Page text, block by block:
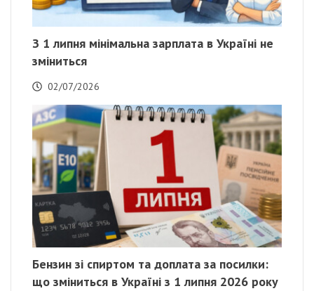
З 1 липня мінімальна зарплата в Україні не
зміниться
02/07/2026
Бензин зі спиртом та доплата за посилки:
що зміниться в Україні з 1 липня 2026 року